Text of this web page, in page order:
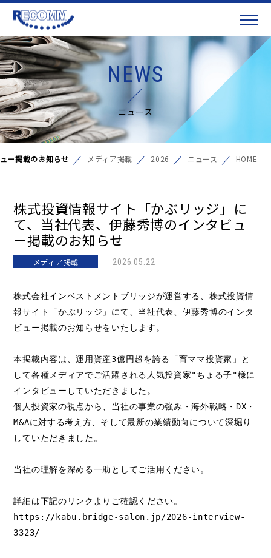
NEWS
ニュース
HOME
ニュース
2026
メディア掲載
ー掲載のお知らせ
株式投資情報サイト「かぶリッジ」に
て、当社代表、伊藤秀博のインタビュ
ー掲載のお知らせ
メディア掲載 2026.05.22
株式会社インベストメントブリッジが運営する、株式投資情
報サイト「かぶリッジ」にて、当社代表、伊藤秀博のインタ
ビュー掲載のお知らせをいたします。
本掲載内容は、運用資産3億円超を誇る「育ママ投資家」と
して各種メディアでご活躍される人気投資家"ちょる子"様に
インタビューしていただきました。
個人投資家の視点から、当社の事業の強み・海外戦略・DX・
M&Aに対する考え方、そして最新の業績動向について深堀り
していただきました。
当社の理解を深める一助としてご活用ください。
詳細は下記のリンクよりご確認ください。
https://kabu.bridge-salon.jp/2026-interview-
3323/